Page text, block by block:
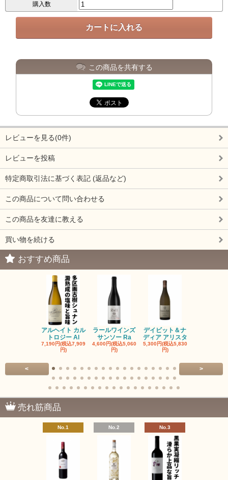
購入数
この商品を共有する
レビューを見る(0件)
レビューを投稿
特定商取引法に基づく表記 (返品など)
この商品について問い合わせる
この商品を友達に教える
買い物を続ける
おすすめ商品
アルヘイト カル
トロジー Al
7,190円(税込7,909
円)
ラールワインズ
サンソー Ra
4,600円(税込5,060
円)
デイビット＆ナ
ディア アリスタ
5,300円(税込5,830
円)
< >
売れ筋商品
No.1 No.2 No.3